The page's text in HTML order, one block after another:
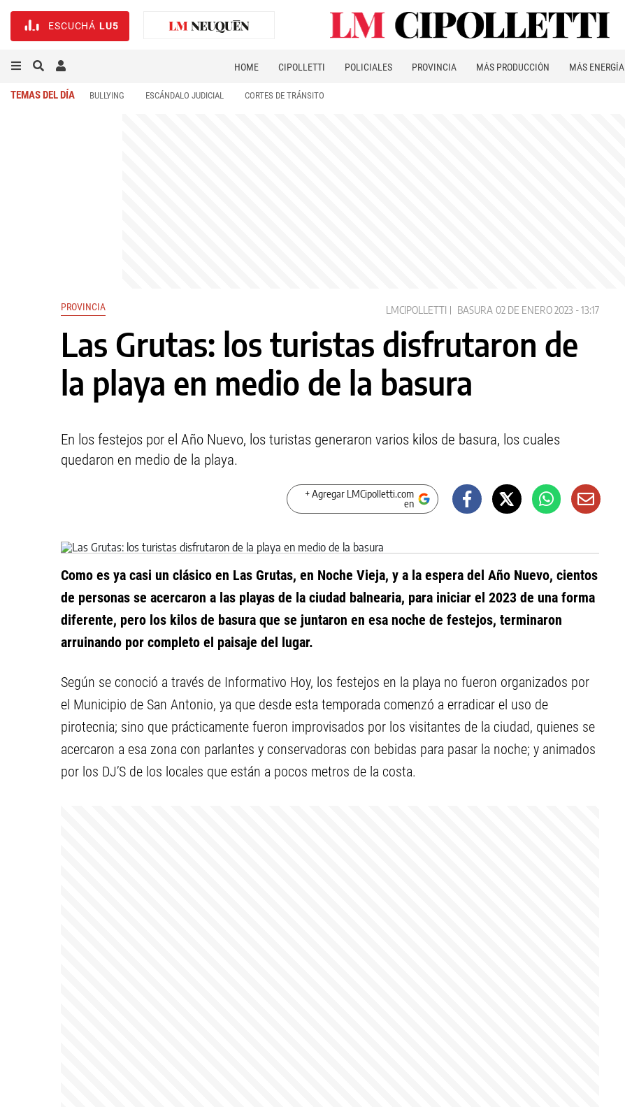
ESCUCHÁ LU5
HOME CIPOLLETTI POLICIALES PROVINCIA MÁS PRODUCCIÓN MÁS ENERGÍA
TEMAS DEL DÍA BULLYING ESCÁNDALO JUDICIAL CORTES DE TRÁNSITO
PROVINCIA LMCIPOLLETTI BASURA 02 DE ENERO 2023 - 13:17
Las Grutas: los turistas disfrutaron de
la playa en medio de la basura
En los festejos por el Año Nuevo, los turistas generaron varios kilos de basura, los cuales
quedaron en medio de la playa.
+ Agregar LMCipolletti.com
en
Como es ya casi un clásico en Las Grutas, en Noche Vieja, y a la espera del Año Nuevo, cientos
de personas se acercaron a las playas de la ciudad balnearia, para iniciar el 2023 de una forma
diferente, pero los kilos de basura que se juntaron en esa noche de festejos, terminaron
arruinando por completo el paisaje del lugar.
Según se conoció a través de Informativo Hoy, los festejos en la playa no fueron organizados por
el Municipio de San Antonio, ya que desde esta temporada comenzó a erradicar el uso de
pirotecnia; sino que prácticamente fueron improvisados por los visitantes de la ciudad, quienes se
acercaron a esa zona con parlantes y conservadoras con bebidas para pasar la noche; y animados
por los DJ’S de los locales que están a pocos metros de la costa.